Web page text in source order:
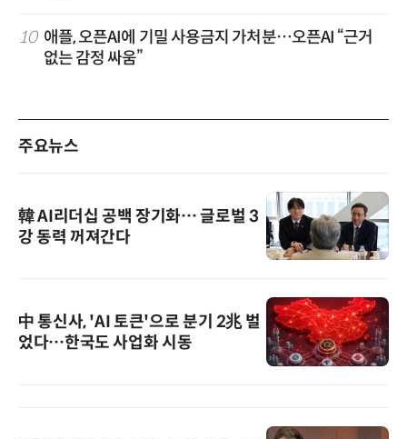
10 애플, 오픈AI에 기밀 사용금지 가처분…오픈AI “근거
없는 감정 싸움”
주요뉴스
韓 AI리더십 공백 장기화… 글로벌 3
강 동력 꺼져간다
中 통신사, 'AI 토큰'으로 분기 2兆 벌
었다…한국도 사업화 시동